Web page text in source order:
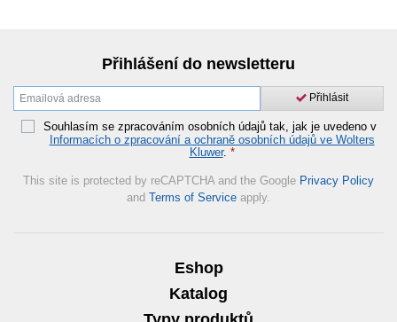
Přihlášení do newsletteru
Přihlásit
Souhlasím se zpracováním osobních údajů tak, jak je uvedeno v
Informacích o zpracování a ochraně osobních údajů ve Wolters
Kluwer. *
This site is protected by reCAPTCHA and the Google Privacy Policy
and Terms of Service apply.
Eshop
Katalog